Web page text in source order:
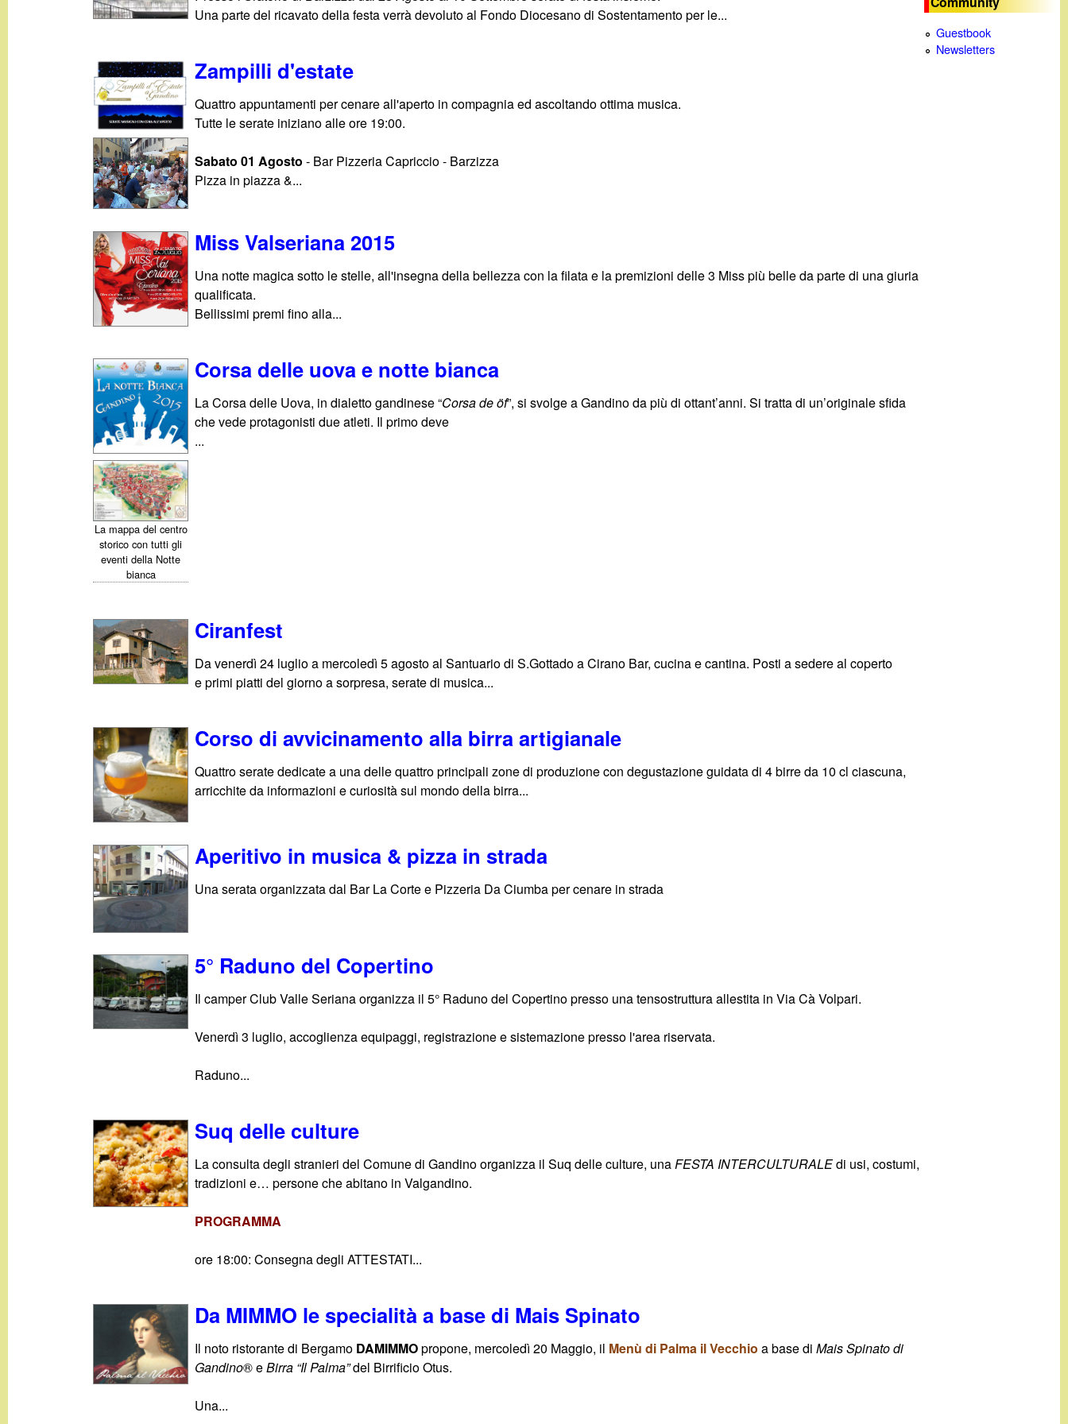
Una parte del ricavato della festa verrà devoluto al Fondo Diocesano di Sostentamento per le...
Zampilli d'estate
Quattro appuntamenti per cenare all'aperto in compagnia ed ascoltando ottima musica.
Tutte le serate iniziano alle ore 19:00.
Sabato 01 Agosto - Bar Pizzeria Capriccio - Barzizza
Pizza in piazza &...
Miss Valseriana 2015
Una notte magica sotto le stelle, all'insegna della bellezza con la filata e la premizioni delle 3 Miss più belle da parte di una giuria
qualificata.
Bellissimi premi fino alla...
La mappa del centro
storico con tutti gli
eventi della Notte
bianca
Corsa delle uova e notte bianca
La Corsa delle Uova, in dialetto gandinese “Corsa de öf”, si svolge a Gandino da più di ottant’anni. Si tratta di un’originale sfida
che vede protagonisti due atleti. Il primo deve
...
Ciranfest
Da venerdì 24 luglio a mercoledì 5 agosto al Santuario di S.Gottado a Cirano Bar, cucina e cantina. Posti a sedere al coperto
e primi piatti del giorno a sorpresa, serate di musica...
Corso di avvicinamento alla birra artigianale
Quattro serate dedicate a una delle quattro principali zone di produzione con degustazione guidata di 4 birre da 10 cl ciascuna,
arricchite da informazioni e curiosità sul mondo della birra...
Aperitivo in musica & pizza in strada
Una serata organizzata dal Bar La Corte e Pizzeria Da Ciumba per cenare in strada
5° Raduno del Copertino
Il camper Club Valle Seriana organizza il 5° Raduno del Copertino presso una tensostruttura allestita in Via Cà Volpari.
Venerdì 3 luglio, accoglienza equipaggi, registrazione e sistemazione presso l'area riservata.
Raduno...
Suq delle culture
La consulta degli stranieri del Comune di Gandino organizza il Suq delle culture, unaFESTA INTERCULTURALEdi usi, costumi,
tradizioni e… persone che abitano in Valgandino.
PROGRAMMA
ore 18:00: Consegna degli ATTESTATI...
Da MIMMO le specialità a base di Mais Spinato
Il noto ristorante di Bergamo DAMIMMOpropone, mercoledì 20 Maggio, il Menù di Palma il Vecchio a base diMais Spinato di
Gandino® eBirra “Il Palma”del Birrificio Otus.
Una...
Guestbook
Newsletters